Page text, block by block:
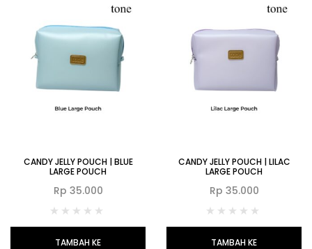
CANDY JELLY POUCH | BLUE
LARGE POUCH
Rp 35.000
TAMBAH KE
CANDY JELLY POUCH | LILAC
LARGE POUCH
Rp 35.000
TAMBAH KE